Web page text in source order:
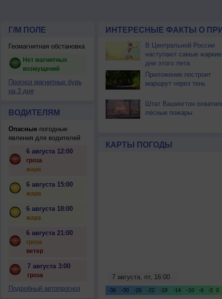
Г/М ПОЛЕ
Геомагнитная обстановка
Нет магнитных
возмущений
Прогноз магнитных бурь
на 3 дня
ВОДИТЕЛЯМ
Опасныепогодные
явления для водителей
6 августа 12:00
гроза
жара
6 августа 15:00
жара
6 августа 18:00
жара
6 августа 21:00
гроза
ветер
7 августа 3:00
гроза
Подробный автопрогноз
ИНТЕРЕСНЫЕ ФАКТЫ О
В Центральной России
наступают самые жаркие
дни этого лета
Приложение построит
маршрут через тень
Штат Вашингтон
лесные пожары
КАРТЫ ПОГОДЫ